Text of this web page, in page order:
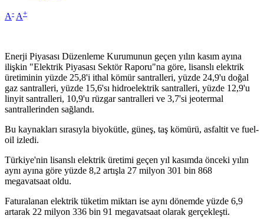
A- A+
Enerji Piyasası Düzenleme Kurumunun geçen yılın kasım ayına
ilişkin "Elektrik Piyasası Sektör Raporu"na göre, lisanslı elektrik
üretiminin yüzde 25,8'i ithal kömür santralleri, yüzde 24,9'u doğal
gaz santralleri, yüzde 15,6'sı hidroelektrik santralleri, yüzde 12,9'u
linyit santralleri, 10,9'u rüzgar santralleri ve 3,7'si jeotermal
santrallerinden sağlandı.
Bu kaynakları sırasıyla biyokütle, güneş, taş kömürü, asfaltit ve fuel-
oil izledi.
Türkiye'nin lisanslı elektrik üretimi geçen yıl kasımda önceki yılın
aynı ayına göre yüzde 8,2 artışla 27 milyon 301 bin 868
megavatsaat oldu.
Faturalanan elektrik tüketim miktarı ise aynı dönemde yüzde 6,9
artarak 22 milyon 336 bin 91 megavatsaat olarak gerçekleşti.